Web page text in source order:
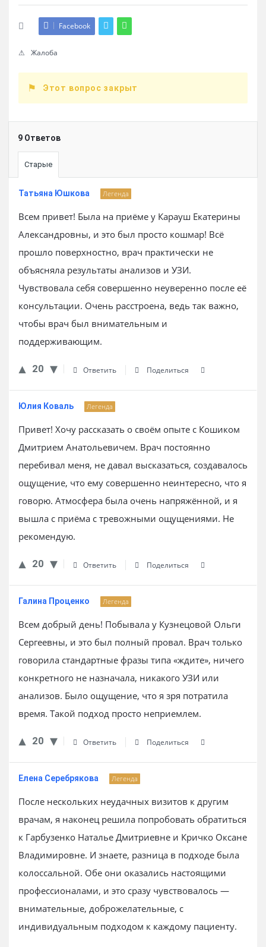
Facebook
Жалоба
Этот вопрос закрыт
9 Ответов
Старые
Татьяна Юшкова Легенда
Всем привет! Была на приёме у Карауш Екатерины
Александровны, и это был просто кошмар! Всё
прошло поверхностно, врач практически не
объясняла результаты анализов и УЗИ.
Чувствовала себя совершенно неуверенно после её
консультации. Очень расстроена, ведь так важно,
чтобы врач был внимательным и
поддерживающим.
20 Ответить Поделиться
Юлия Коваль Легенда
Привет! Хочу рассказать о своём опыте с Кошиком
Дмитрием Анатольевичем. Врач постоянно
перебивал меня, не давал высказаться, создавалось
ощущение, что ему совершенно неинтересно, что я
говорю. Атмосфера была очень напряжённой, и я
вышла с приёма с тревожными ощущениями. Не
рекомендую.
20 Ответить Поделиться
Галина Проценко Легенда
Всем добрый день! Побывала у Кузнецовой Ольги
Сергеевны, и это был полный провал. Врач только
говорила стандартные фразы типа «ждите», ничего
конкретного не назначала, никакого УЗИ или
анализов. Было ощущение, что я зря потратила
время. Такой подход просто неприемлем.
20 Ответить Поделиться
Елена Серебрякова Легенда
После нескольких неудачных визитов к другим
врачам, я наконец решила попробовать обратиться
к Гарбузенко Наталье Дмитриевне и Кричко Оксане
Владимировне. И знаете, разница в подходе была
колоссальной. Обе они оказались настоящими
профессионалами, и это сразу чувствовалось —
внимательные, доброжелательные, с
индивидуальным подходом к каждому пациенту.